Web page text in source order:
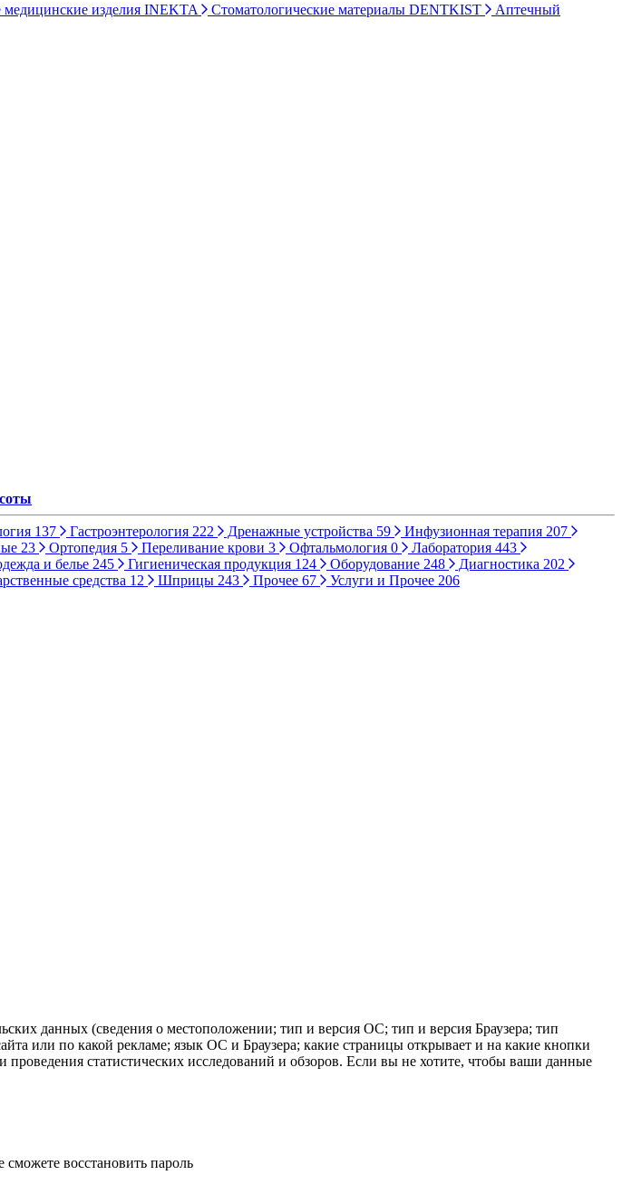
медицинские изделия INEKTA Стоматологические материалы DENTKIST
Аптечный
137 Гастроэнтерология 222 Дренажные устройства 59 Инфузионная терапия 207
23 Ортопедия 5 Переливание крови 3 Офтальмология 0 Лаборатория 443
и белье 245 Гигиеническая продукция 124 Оборудование 248 Диагностика 202
средства 12 Шприцы 243 Прочее 67 Услуги и Прочее 206
данных (сведения о местоположении; тип и версия ОС; тип и версия Браузера; тип
или по какой рекламе; язык ОС и Браузера; какие страницы открывает и на какие кнопки
статистических исследований и обзоров. Если вы не хотите, чтобы ваши данные
сможете восстановить пароль